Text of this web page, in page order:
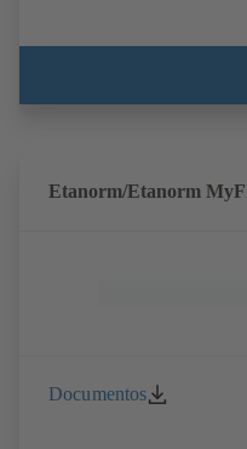
Etanorm/Etanorm
Documentos